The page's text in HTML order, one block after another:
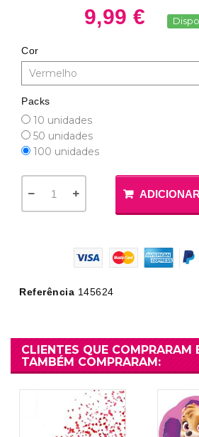
9,99 €
Cor
Packs
10 unidades
50 unidades
100 unidades
Referência 145624
CLIENTES QUE COMPRARAM
TAMBÉM COMPRARAM: